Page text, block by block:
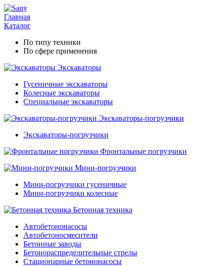
Главная
Каталог
По типу техники
По сфере применения
Экскаваторы
Гусеничные экскаваторы
Колесные экскаваторы
Специальные экскаваторы
Экскаваторы-погрузчики
Экскаваторы-погрузчики
Фронтальные погрузчики
Мини-погрузчики
Мини-погрузчики гусеничные
Мини-погрузчики колесные
Бетонная техника
Автобетононасосы
Автобетоносмесители
Бетонные заводы
Бетонораспределительные стрелы
Стационарные бетононасосы